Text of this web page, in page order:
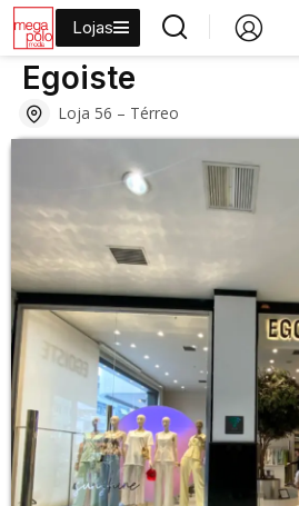
Lojas
Início Lojas›Moda Moda Casual ›Egoiste
Egoiste
Loja 56 – Térreo